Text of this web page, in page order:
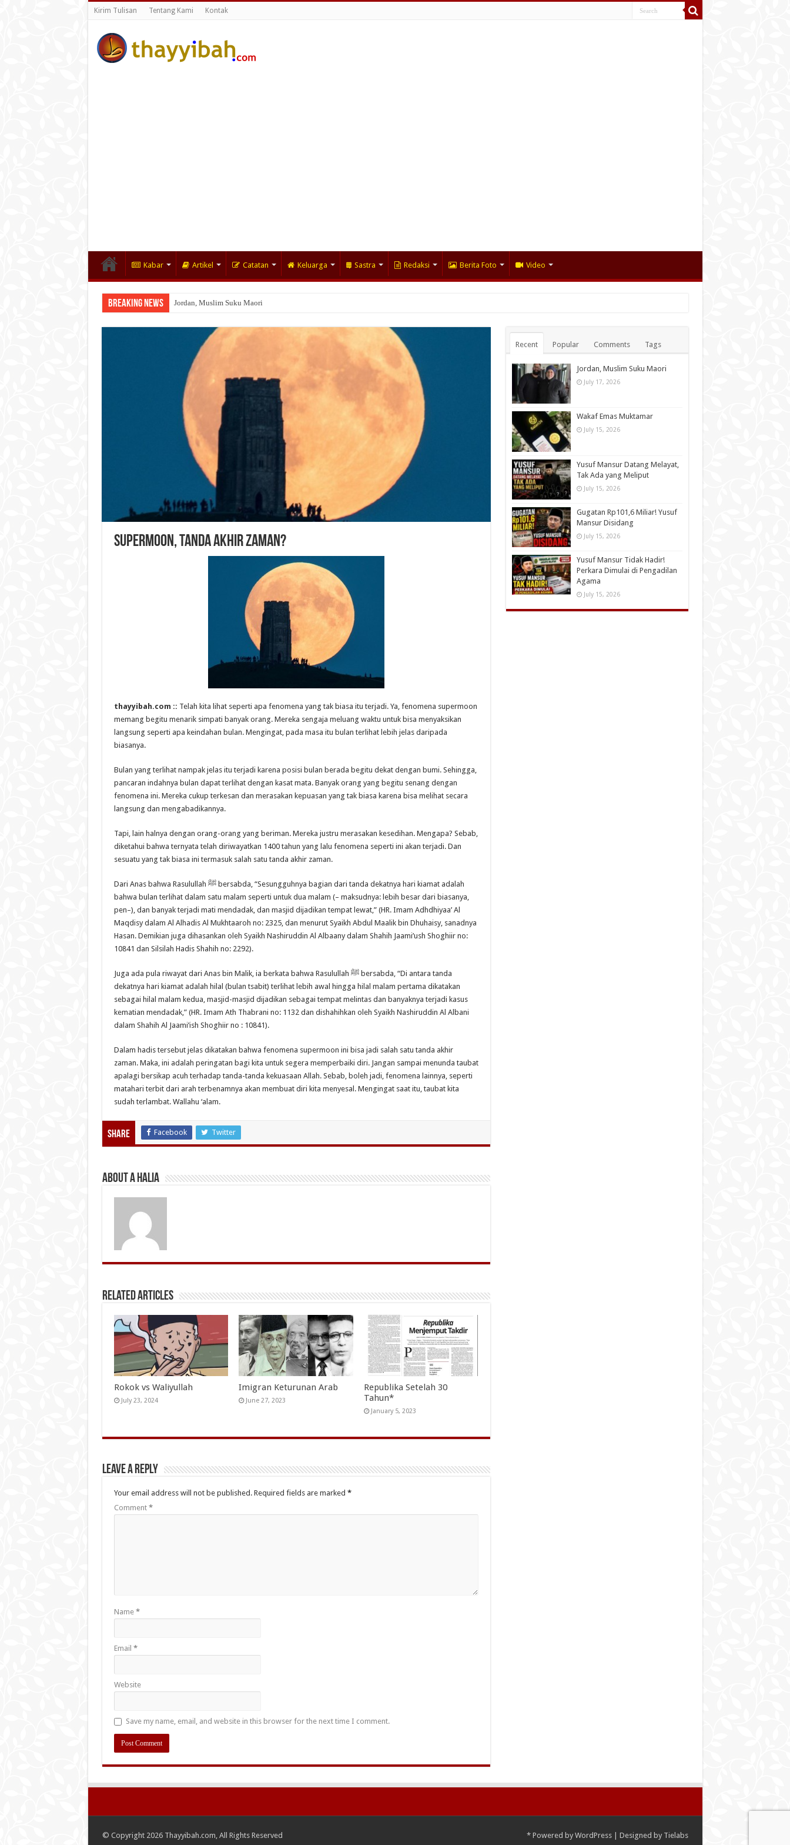
Kirim Tulisan Tentang Kami Kontak
Kabar Artikel Catatan Keluarga Sastra Redaksi Berita Foto Video
Breaking News Jordan, Muslim Suku Maori
Wakaf Emas Muktamar
Supermoon, Tanda Akhir Zaman?
thayyibah.com :: Telah kita lihat seperti apa fenomena yang tak biasa itu terjadi. Ya, fenomena supermoon
memang begitu menarik simpati banyak orang. Mereka sengaja meluang waktu untuk bisa menyaksikan
langsung seperti apa keindahan bulan. Mengingat, pada masa itu bulan terlihat lebih jelas daripada
biasanya.
Bulan yang terlihat nampak jelas itu terjadi karena posisi bulan berada begitu dekat dengan bumi. Sehingga,
pancaran indahnya bulan dapat terlihat dengan kasat mata. Banyak orang yang begitu senang dengan
fenomena ini. Mereka cukup terkesan dan merasakan kepuasan yang tak biasa karena bisa melihat secara
langsung dan mengabadikannya.
Tapi, lain halnya dengan orang-orang yang beriman. Mereka justru merasakan kesedihan. Mengapa? Sebab,
diketahui bahwa ternyata telah diriwayatkan 1400 tahun yang lalu fenomena seperti ini akan terjadi. Dan
sesuatu yang tak biasa ini termasuk salah satu tanda akhir zaman.
Dari Anas bahwa Rasulullah ﷺ bersabda, “Sesungguhnya bagian dari tanda dekatnya hari kiamat adalah
bahwa bulan terlihat dalam satu malam seperti untuk dua malam (– maksudnya: lebih besar dari biasanya,
pen–), dan banyak terjadi mati mendadak, dan masjid dijadikan tempat lewat,” (HR. Imam Adhdhiyaa’ Al
Maqdisy dalam Al Alhadis Al Mukhtaaroh no: 2325, dan menurut Syaikh Abdul Maalik bin Dhuhaisy, sanadnya
Hasan. Demikian juga dihasankan oleh Syaikh Nashiruddin Al Albaany dalam Shahih Jaami’ush Shoghiir no:
10841 dan Silsilah Hadis Shahih no: 2292).
Juga ada pula riwayat dari Anas bin Malik, ia berkata bahwa Rasulullah ﷺ bersabda, “Di antara tanda
dekatnya hari kiamat adalah hilal (bulan tsabit) terlihat lebih awal hingga hilal malam pertama dikatakan
sebagai hilal malam kedua, masjid-masjid dijadikan sebagai tempat melintas dan banyaknya terjadi kasus
kematian mendadak,” (HR. Imam Ath Thabrani no: 1132 dan dishahihkan oleh Syaikh Nashiruddin Al Albani
dalam Shahih Al Jaami’ish Shoghiir no : 10841).
Dalam hadis tersebut jelas dikatakan bahwa fenomena supermoon ini bisa jadi salah satu tanda akhir
zaman. Maka, ini adalah peringatan bagi kita untuk segera memperbaiki diri. Jangan sampai menunda taubat
apalagi bersikap acuh terhadap tanda-tanda kekuasaan Allah. Sebab, boleh jadi, fenomena lainnya, seperti
matahari terbit dari arah terbenamnya akan membuat diri kita menyesal. Mengingat saat itu, taubat kita
sudah terlambat. Wallahu ‘alam.
Share Facebook Twitter
About A Halia
Related Articles
Rokok vs Waliyullah
July 23, 2024
Imigran Keturunan Arab
June 27, 2023
Republika Setelah 30
Tahun*
January 5, 2023
Leave a Reply
Your email address will not be published. Required fields are marked *
Comment *
Name *
Email *
Website
Save my name, email, and website in this browser for the next time I comment.
Recent Popular Comments Tags
Jordan, Muslim Suku Maori
July 17, 2026
Wakaf Emas Muktamar
July 15, 2026
Yusuf Mansur Datang Melayat,
Tak Ada yang Meliput
July 15, 2026
Gugatan Rp101,6 Miliar! Yusuf
Mansur Disidang
July 15, 2026
Yusuf Mansur Tidak Hadir!
Perkara Dimulai di Pengadilan
Agama
July 15, 2026
*Powered by WordPress| Designed by Tielabs
© Copyright 2026 Thayyibah.com, All Rights Reserved